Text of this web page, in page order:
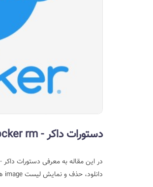
دستورات داکر - docker run – docker create – docker ps – docker rm
در این مقاله به معرفی دستورات داکر - docker run – docker create – docker ps – docker rm می پردازیم.
دانلود، حذف و نمایش لیست image های داکر پرداختیم. در این آموزش به توضیح دستورات دیگری از داکر خواهیم پرداخت.